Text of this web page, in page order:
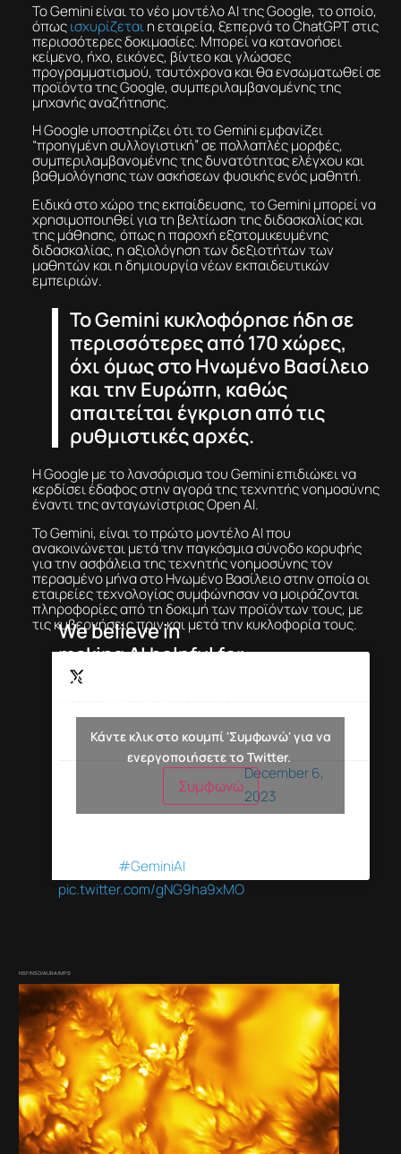
Το Gemini είναι το νέο μοντέλο AI της Google, το οποίο,
όπωςισχυρίζεταιη εταιρεία, ξεπερνά το ChatGPT στις
περισσότερες δοκιμασίες. Μπορεί να κατανοήσει
κείμενο, ήχο, εικόνες, βίντεο και γλώσσες
προγραμματισμού, ταυτόχρονα και θα ενσωματωθεί σε
προϊόντα της Google, συμπεριλαμβανομένης της
μηχανής αναζήτησης.
H Google υποστηρίζει ότι το Gemini εμφανίζει
“προηγμένη συλλογιστική” σε πολλαπλές μορφές,
συμπεριλαμβανομένης της δυνατότητας ελέγχου και
βαθμολόγησης των ασκήσεων φυσικής ενός μαθητή.
Ειδικά στο χώρο της εκπαίδευσης, το Gemini μπορεί να
χρησιμοποιηθεί για τη βελτίωση της διδασκαλίας και
της μάθησης, όπως η παροχή εξατομικευμένης
διδασκαλίας, η αξιολόγηση των δεξιοτήτων των
μαθητών και η δημιουργία νέων εκπαιδευτικών
εμπειριών.
To Gemini κυκλοφόρησε ήδη σε
περισσότερες από 170 χώρες,
όχι όμως στο Ηνωμένο Βασίλειο
και την Ευρώπη, καθώς
απαιτείται έγκριση από τις
ρυθμιστικές αρχές.
Η Google με το λανσάρισμα του Gemini επιδιώκει να
κερδίσει έδαφος στην αγορά της τεχνητής νοημοσύνης
έναντι της ανταγωνίστριας Open AI.
To Gemini, είναι το πρώτο μοντέλο AI που
ανακοινώνεται μετά την παγκόσμια σύνοδο κορυφής
για την ασφάλεια της τεχνητής νοημοσύνης τον
περασμένο μήνα στο Ηνωμένο Βασίλειο στην οποία οι
εταιρείες τεχνολογίας συμφώνησαν να μοιράζονται
πληροφορίες από τη δοκιμή των προϊόντων τους, με
τις κυβερνήσεις πριν και μετά την κυκλοφορία τους.
We believe in
making AI helpful for
everyone. That’s
Gemini, our most
capable model
that’s inspired by
the way people
understand and
#GeminiAI
pic.twitter.com/gNG9ha9xMO
— Google
(@Google)
December 6,
2023
Κάντε κλικ στο κουμπί 'Συμφωνώ' για να
ενεργοποιήσετε το Twitter.
Συμφωνώ
NSF/NSO/AURA/MPS